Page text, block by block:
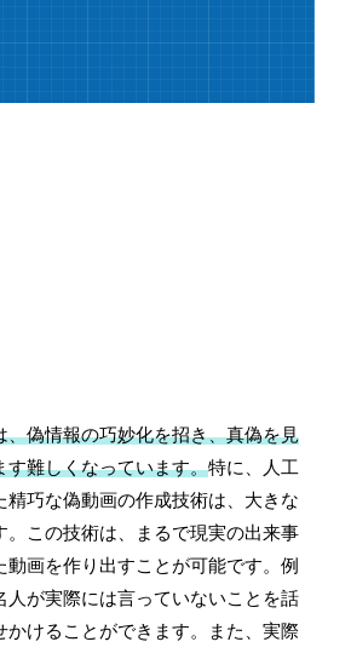
、偽情報の巧妙化を招き、真偽を見
す難しくなっています。特に、人工
精巧な偽動画の作成技術は、大きな
。この技術は、まるで現実の出来事
動画を作り出すことが可能です。例
人が実際には言っていないことを話
かけることができます。また、実際